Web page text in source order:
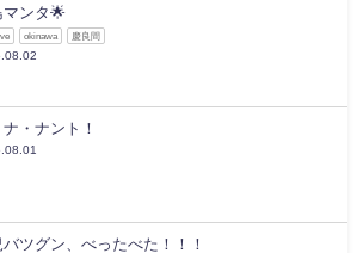
マンタ🌟
okinawa 慶良間
・ナント！
バツグン、べったべた！！！